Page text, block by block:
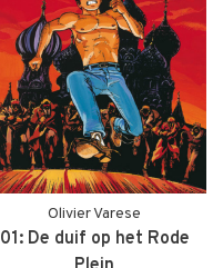
Olivier Varese
01: De duif op het Rode